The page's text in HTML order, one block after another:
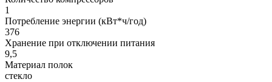
1
Потребление энергии (кВт*ч/год)
376
Хранение при отключении питания
9,5
Материал полок
стекло